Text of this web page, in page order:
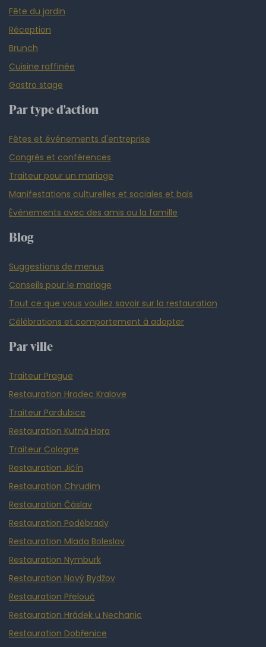
Fête du jardin
Réception
Brunch
Cuisine raffinée
Gastro stage
Par type d'action
Fêtes et événements d'entreprise
Congrès et conférences
Traiteur pour un mariage
Manifestations culturelles et sociales et bals
Événements avec des amis ou la famille
Blog
Suggestions de menus
Conseils pour le mariage
Tout ce que vous vouliez savoir sur la restauration
Célébrations et comportement à adopter
Par ville
Traiteur Prague
Restauration Hradec Kralove
Traiteur Pardubice
Restauration Kutná Hora
Traiteur Cologne
Restauration Jičín
Restauration Chrudim
Restauration Čáslav
Restauration Poděbrady
Restauration Mlada Boleslav
Restauration Nymburk
Restauration Nový Bydžov
Restauration Přelouč
Restauration Hrádek u Nechanic
Restauration Dobřenice